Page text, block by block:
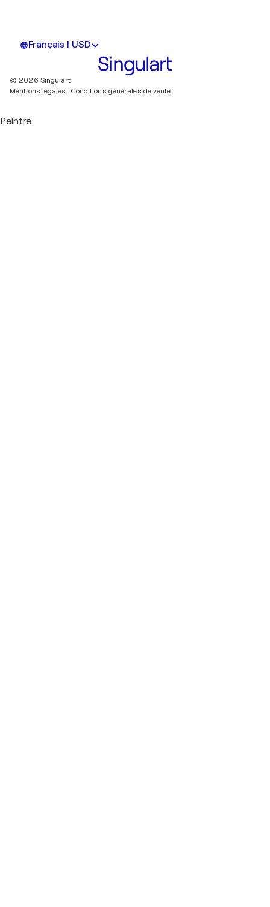
Français | USD
© 2026 Singulart
Mentions légales. Conditions générales de vente
Peintre